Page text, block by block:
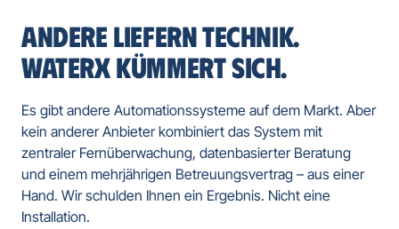
ANDERE LIEFERN TECHNIK.
WATERX KÜMMERT SICH.
Es gibt andere Automationssysteme auf dem Markt. Aber
kein anderer Anbieter kombiniert das System mit
zentraler Fernüberwachung, datenbasierter Beratung
und einem mehrjährigen Betreuungsvertrag – aus einer
Hand. Wir schulden Ihnen ein Ergebnis. Nicht eine
Installation.